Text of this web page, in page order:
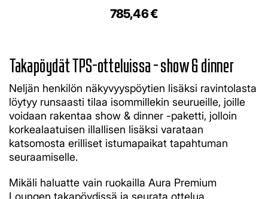
785,46 €
Takapöydät TPS-otteluissa - show & dinner
Neljän henkilön näkyvyyspöytien lisäksi ravintolasta
löytyy runsaasti tilaa isommillekin seurueille, joille
voidaan rakentaa show & dinner -paketti, jolloin
korkealaatuisen illallisen lisäksi varataan
katsomosta erilliset istumapaikat tapahtuman
seuraamiselle.
Mikäli haluatte vain ruokailla Aura Premium
Loungen takapöydissä ja seurata ottelua